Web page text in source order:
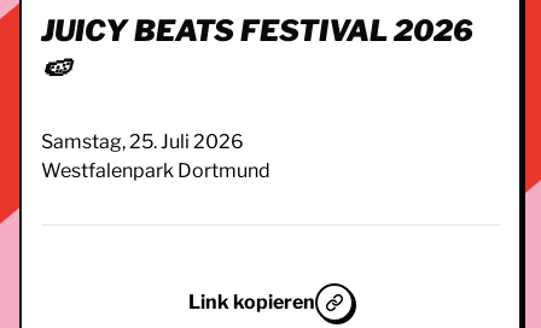
JUICY BEATS FESTIVAL 2026
🍉
Samstag, 25. Juli 2026
Westfalenpark Dortmund
Link kopieren